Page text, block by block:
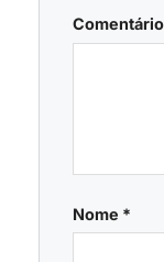
Comentário
Nome *